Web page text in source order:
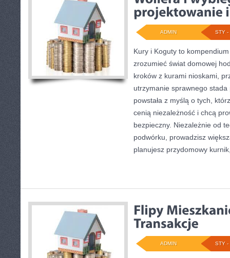
STY -
ADMIN
Kury i Koguty to
zrozumieć świat domowej
kroków z kurami nioskami,
utrzymanie sprawnego stada
powstała z myślą o tych,
cenią niezależność i chcą
bezpieczny. Niezależnie od
podwórku, prowadzisz
planujesz przydomowy
STY -
ADMIN